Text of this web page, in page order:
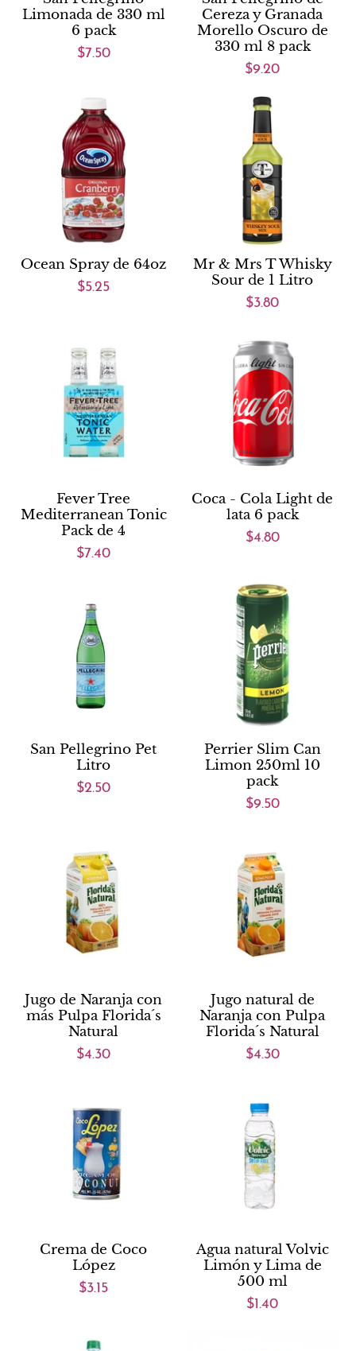
Limonada de 330 ml
6 pack
$7.50
Cereza y Granada
Morello Oscuro de
330 ml 8 pack
$9.20
Ocean Spray de 64oz
$5.25
Mr & Mrs T Whisky
Sour de 1 Litro
$3.80
Fever Tree
Mediterranean Tonic
Pack de 4
$7.40
Coca - Cola Light de
lata 6 pack
$4.80
San Pellegrino Pet
Litro
$2.50
Perrier Slim Can
Limon 250ml 10
pack
$9.50
Jugo de Naranja con
más Pulpa Florida´s
Natural
$4.30
Jugo natural de
Naranja con Pulpa
Florida´s Natural
$4.30
Crema de Coco
López
$3.15
Agua natural Volvic
Limón y Lima de
500 ml
$1.40